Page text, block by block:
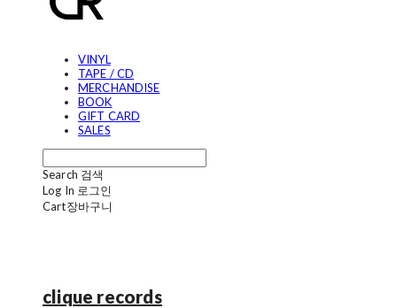
VINYL
TAPE / CD
MERCHANDISE
BOOK
GIFT CARD
SALES
Search 검색
Log In 로그인
Cart장바구니
clique records